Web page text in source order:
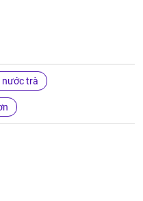
nước trà